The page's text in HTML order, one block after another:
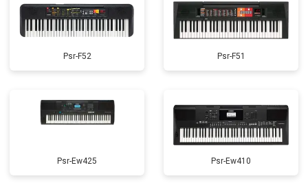
Psr-F52 Psr-F51
Psr-Ew425 Psr-Ew410